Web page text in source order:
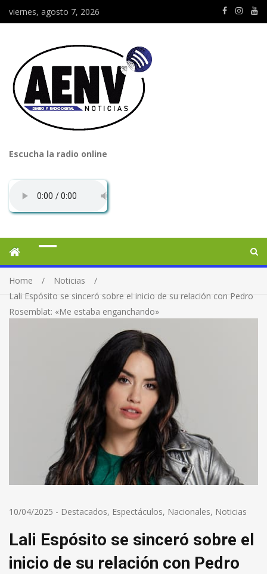
viernes, agosto 7, 2026
Escucha la radio online
Home
Noticias
Lali Espósito se sinceró sobre el inicio de su relación con Pedro
Rosemblat: «Me estaba enganchando»
10/04/2025 - Destacados, Espectáculos, Nacionales, Noticias
Lali Espósito se sinceró sobre el
inicio de su relación con Pedro